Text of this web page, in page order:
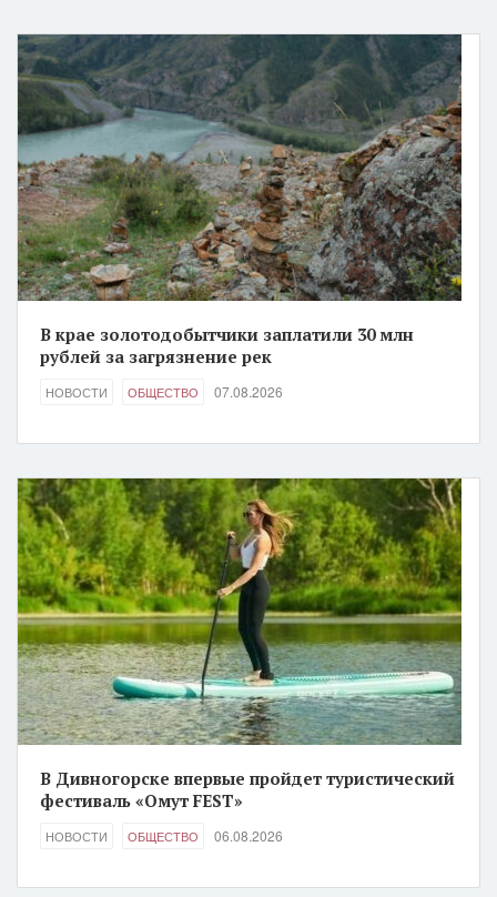
В крае золотодобытчики заплатили 30 млн
рублей за загрязнение рек
НОВОСТИ ОБЩЕСТВО 07.08.2026
В Дивногорске впервые пройдет туристический
фестиваль «Омут FEST»
НОВОСТИ ОБЩЕСТВО 06.08.2026